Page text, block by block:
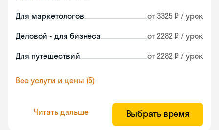
Для маркетологов от 3325 ₽ / урок
Деловой - для бизнеса от 2282 ₽ / урок
Для путешествий от 2282 ₽ / урок
Все услуги и цены (5)
Читать дальше Выбрать время